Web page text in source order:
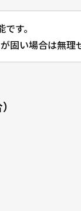
す。
固い場合は無理